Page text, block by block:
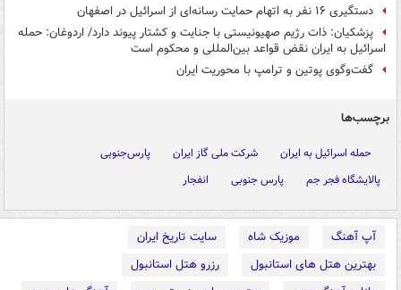
دستگیری ۱۶ نفر به اتهام حمایت رسانه‌ای از اسرائیل در اصفهان
پزشکیان: ذات رژیم صهیونیستی با جنایت و کشتار پیوند دارد/ اردوغان: حمله
اسرائیل به ایران نقض قواعد بین‌المللی و محکوم است
گفت‌وگوی پوتین و ترامپ با محوریت ایران
برچسب‌ها
حمله اسرائیل به ایران شرکت ملی گاز ایران
پارس‌جنوبی
پالایشگاه فجر جم
پارس جنوبی انفجار
آپ آهنگ موزیک شاه
سایت تاریخ ایران
بهترین هتل های استانبول
رزرو هتل استانبول